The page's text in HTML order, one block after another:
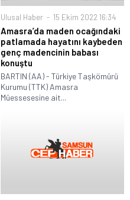
Ulusal Haber 15 Ekim 2022 16:34
Amasra’da maden ocağındaki
patlamada hayatını kaybeden
genç madencinin babası
konuştu
BARTIN (AA) - Türkiye Taşkömürü
Kurumu (TTK) Amasra
Müessesesine ait...